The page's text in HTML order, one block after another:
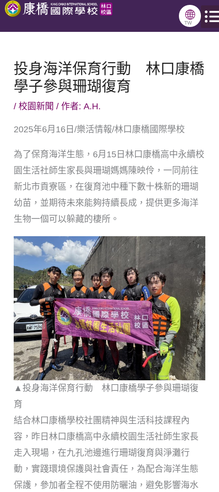
跳
🌐
TW
投身海洋保育行動 林口康橋
學子參與珊瑚復育
/ 校園新聞 / 作者: A.H.
2025年6月16日/樂活情報/林口康橋國際學校
為了保育海洋生態，6月15日林口康橋高中永續校
園生活社師生家長與珊瑚媽媽陳映伶，一同前往
新北市貢寮區，在復育池中種下數十株新的珊瑚
幼苗，並期待未來能夠持續長成，提供更多海洋
生物一個可以躲藏的棲所。
▲投身海洋保育行動 林口康橋學子參與珊瑚復
育
結合林口康橋學校社團精神與生活科技課程內
容，昨日林口康橋高中永續校園生活社師生家長
走入現場，在九孔池邊進行珊瑚復育與淨灘行
動，實踐環境保護與社會責任，為配合海洋生態
保護，參加者全程不使用防曬油，避免影響海水